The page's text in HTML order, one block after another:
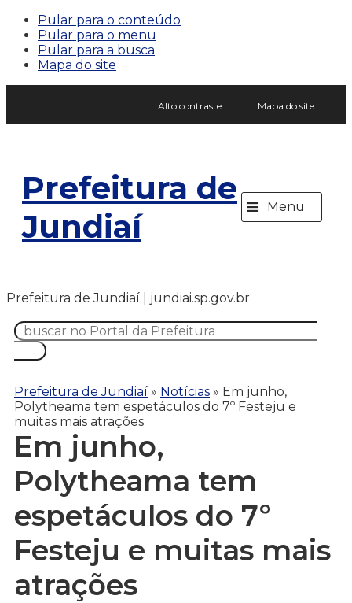
Pular para o conteúdo
Pular para o menu
Pular para a busca
Mapa do site
Alto contraste Mapa do site
Prefeitura de
Jundiaí
≡ Menu
Prefeitura de Jundiaí | jundiai.sp.gov.br
Prefeitura de Jundiaí » Notícias » Em junho,
Polytheama tem espetáculos do 7º Festeju e
muitas mais atrações
Em junho,
Polytheama tem
espetáculos do 7º
Festeju e muitas mais
atrações